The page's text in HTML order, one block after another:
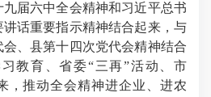
届六中全会精神和习近平总书
话重要指示精神结合起来，与
、县第十四次党代会精神结合
教育、省委“三再”活动、市
，推动全会精神进企业、进农